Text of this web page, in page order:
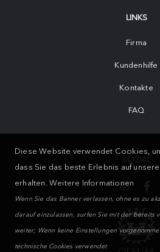
LINKS
Firma
Kundenhilfe
Kontakte
FAQ
Diese Website verwendet Cookies,
dass Sie das beste Erlebnis auf
erhalten.Weitere Informationen
Wenn Sie das Banner verlassen, ohne es zu
darauf einzulassen, surfen Sie mit der bereits
weiter; Wenn keine Einstellungen
technische Cookies verwendet